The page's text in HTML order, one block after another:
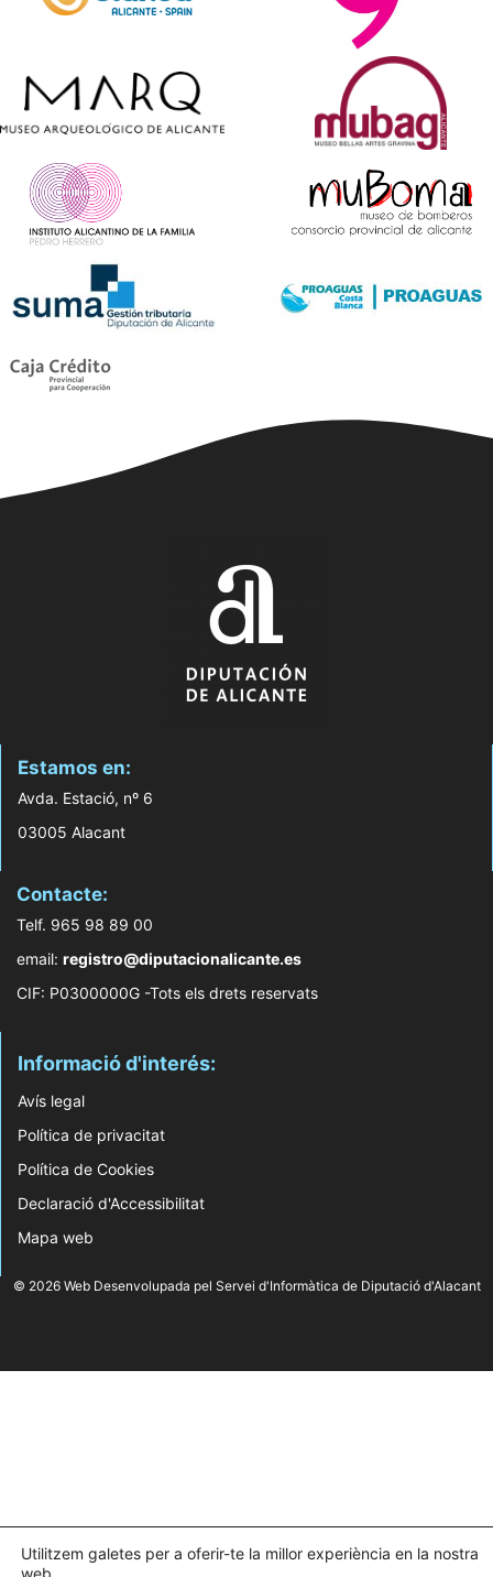
Estamos en:
Avda. Estació, nº 6
03005 Alacant
Contacte:
Telf. 965 98 89 00
email: registro@diputacionalicante.es
CIF: P0300000G -Tots els drets reservats
Informació d'interés:
Avís legal
Política de privacitat
Política de Cookies
Declaració d'Accessibilitat
Mapa web
© 2026 Web Desenvolupada pel Servei d'Informàtica de Diputació d'Alacant
Utilitzem galetes per a oferir-te la millor experiència en la nostra
web.